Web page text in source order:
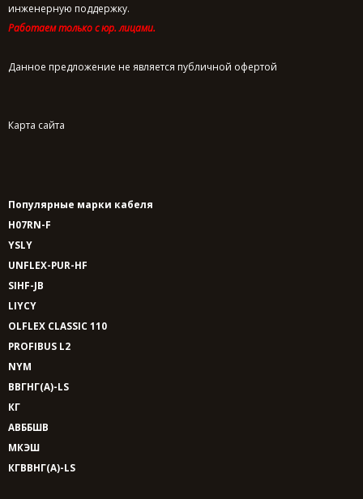
инженерную поддержку.
Работаем только с юр. лицами.
Данное предложение не является публичной офертой
Карта сайта
Популярные марки кабеля
H07RN-F
YSLY
UNFLEX-PUR-HF
SIHF-JB
LIYCY
OLFLEX CLASSIC 110
PROFIBUS L2
NYM
ВВГНГ(A)-LS
КГ
АВББШВ
МКЭШ
КГВВНГ(A)-LS